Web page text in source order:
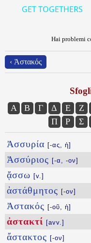
GET TOGETHERS
Hai problemi
‹ Ἀστακός
Α Β Γ Δ Ε Ζ
Π
Ρ Σ
Ἀσσυρία [-ας, ἡ]
Ἀσσύριος [-α, -ον]
ᾄσσω [v.]
ἀστάθμητος [-ον]
Ἀστακός [-οῦ, ἡ]
ἀστακτί [avv.]
ἄστακτος [-ον]